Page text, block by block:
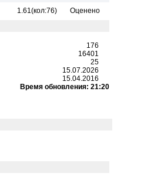
1.61(кол:76)
Оценено
176
16401
25
15.07.2026
15.04.2016
Время обновления: 21:20